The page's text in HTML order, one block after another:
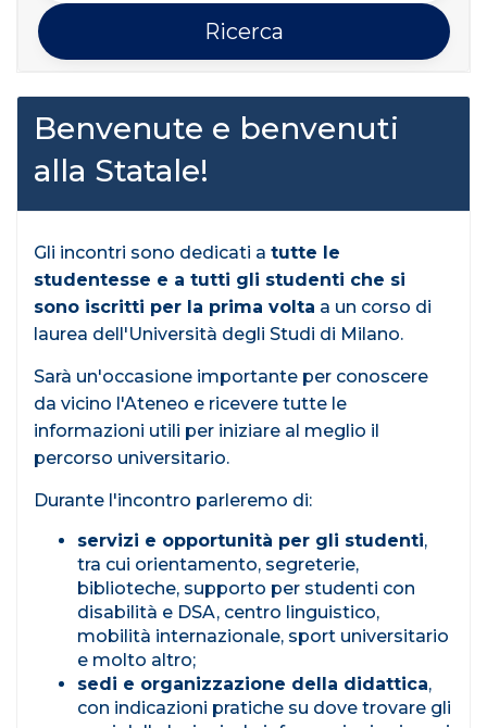
Ricerca
Benvenute e benvenuti
alla Statale!
Gli incontri sono dedicati a tutte le
studentesse e a tutti gli studenti che si
sono iscritti per la prima volta a un corso di
laurea dell'Università degli Studi di Milano.
Sarà un'occasione importante per conoscere
da vicino l'Ateneo e ricevere tutte le
informazioni utili per iniziare al meglio il
percorso universitario.
Durante l'incontro parleremo di:
servizi e opportunità per gli studenti,
tra cui orientamento, segreterie,
biblioteche, supporto per studenti con
disabilità e DSA, centro linguistico,
mobilità internazionale, sport universitario
e molto altro;
sedi e organizzazione della didattica,
con indicazioni pratiche su dove trovare gli